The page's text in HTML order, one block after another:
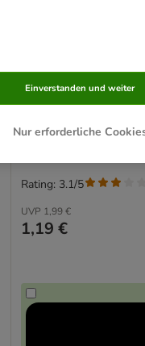
2 Stück, Ø 10,6 cm
UVP 1,99 €
1,19 €
Rating: 3.1/5
Nur erforderliche
Einverstanden und weiter